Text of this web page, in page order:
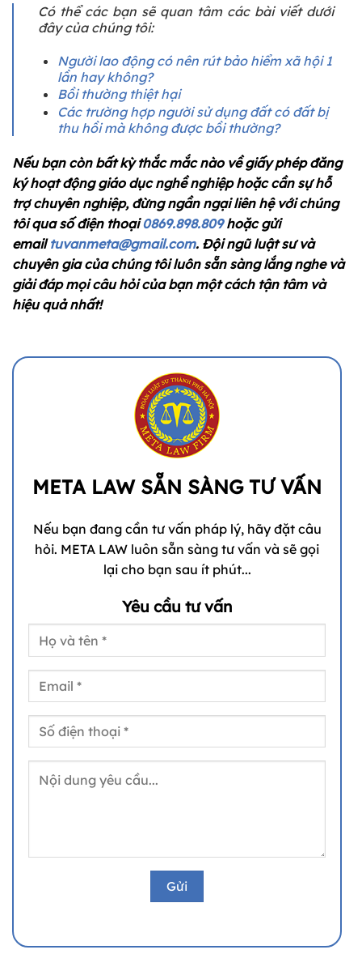
Có thể các bạn sẽ quan tâm các bài viết dưới
đây của chúng tôi:
Người lao động có nên rút bảo hiểm xã hội 1
lần hay không?
Bồi thường thiệt hại
Các trường hợp người sử dụng đất có đất bị
thu hồi mà không được bồi thường?
Nếu bạn còn bất kỳ thắc mắc nào về giấy phép đăng
ký hoạt động giáo dục nghề nghiệp hoặc cần sự hỗ
trợ chuyên nghiệp, đừng ngần ngại liên hệ với chúng
tôi qua số điện thoại0869.898.809hoặc gửi
emailtuvanmeta@gmail.com. Đội ngũ luật sư và
chuyên gia của chúng tôi luôn sẵn sàng lắng nghe và
giải đáp mọi câu hỏi của bạn một cách tận tâm và
hiệu quả nhất!
META LAW SẴN SÀNG TƯ VẤN
Nếu bạn đang cần tư vấn pháp lý, hãy đặt câu
hỏi. META LAW luôn sẵn sàng tư vấn và sẽ gọi
lại cho bạn sau ít phút...
Yêu cầu tư vấn